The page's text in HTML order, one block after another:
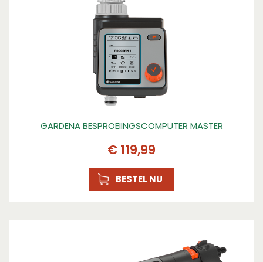
GARDENA BESPROEIINGSCOMPUTER MASTER
€ 119,99
BESTEL NU